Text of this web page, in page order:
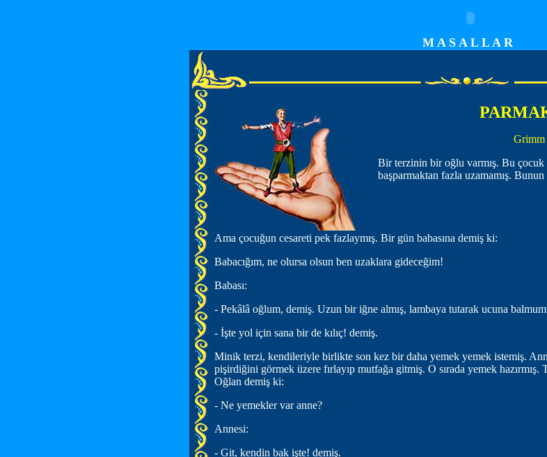
M A S A L L A R
Grimm
Bir terzinin bir oğlu varmış. Bu
başparmaktan fazla uzamamış.
Ama çocuğun cesareti pek fazlaymış. Bir gün babasına demiş ki:
Babacığım, ne olursa olsun ben uzaklara gideceğim!
Babası:
- Pekâlâ oğlum, demiş. Uzun bir iğne almış, lambaya tutarak ucuna
- İşte yol için sana bir de kılıç! demiş.
Minik terzi, kendileriyle birlikte son kez bir daha yemek yemek istemiş.
pişirdiğini görmek üzere fırlayıp mutfağa gitmiş. O sırada yemek hazırmış.
Oğlan demiş ki:
- Ne yemekler var anne?
Annesi:
- Git, kendin bak işte! demiş.